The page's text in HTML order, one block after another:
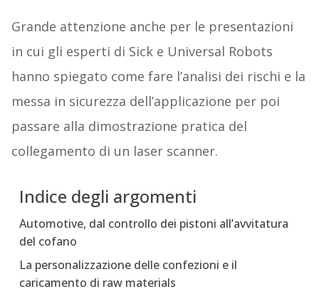
Grande attenzione anche per le presentazioni
in cui gli esperti di Sick e Universal Robots
hanno spiegato come fare l’analisi dei rischi e la
messa in sicurezza dell’applicazione per poi
passare alla dimostrazione pratica del
collegamento di un laser scanner.
Indice degli argomenti
Automotive, dal controllo dei pistoni all’avvitatura
del cofano
La personalizzazione delle confezioni e il
caricamento di raw materials